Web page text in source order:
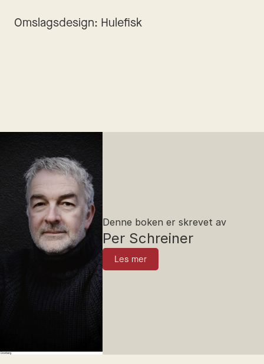
Omslagsdesign: Hulefisk
Denne boken er skrevet av
Per Schreiner
Les mer